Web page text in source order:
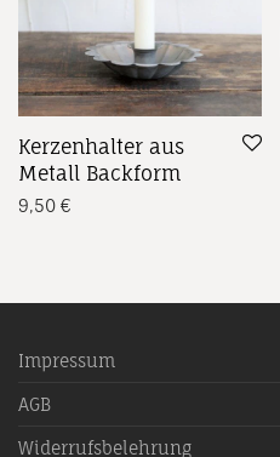
Kerzenhalter aus
Metall Backform
9,50 €
Impressum
AGB
Widerrufsbelehrung